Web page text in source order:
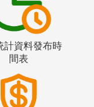
計資料發布時
間表